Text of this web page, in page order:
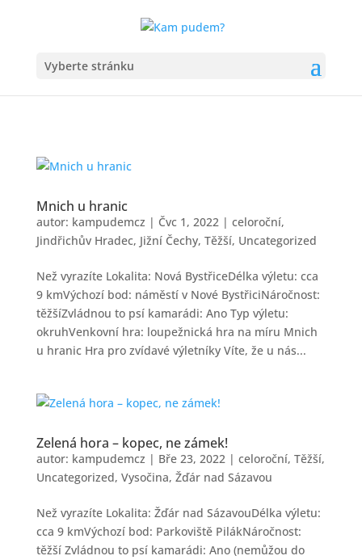
Vyberte stránku
Mnich u hranic
autor: kampudemcz | Čvc 1, 2022| celoroční,
Jindřichův Hradec, Jižní Čechy, Těžší, Uncategorized
Než vyrazíte Lokalita: Nová BystřiceDélka výletu: cca
9 kmVýchozí bod: náměstí v Nové BystřiciNáročnost:
těžšíZvládnou to psí kamarádi: Ano Typ výletu:
okruhVenkovní hra: loupežnická hra na míru Mnich
u hranic Hra pro zvídavé výletníky Víte, že u nás...
Zelená hora – kopec, ne zámek!
autor: kampudemcz | Bře 23, 2022| celoroční, Těžší,
Uncategorized, Vysočina, Žďár nad Sázavou
Než vyrazíte Lokalita: Žďár nad SázavouDélka výletu:
cca 9 kmVýchozí bod: Parkoviště PilákNáročnost:
těžší Zvládnou to psí kamarádi: Ano (nemůžou do